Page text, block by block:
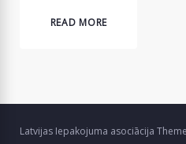
READ MORE
Latvijas Iepakojuma asociācija